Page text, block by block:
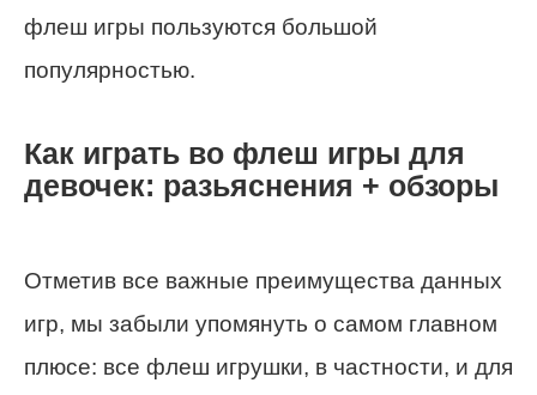
флеш игры пользуются большой
популярностью.
Как играть во флеш игры для
девочек: разьяснения + обзоры
Отметив все важные преимущества данных
игр, мы забыли упомянуть о самом главном
плюсе: все флеш игрушки, в частности, и для